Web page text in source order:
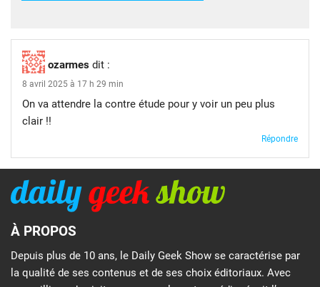
ozarmes dit :
8 avril 2025 à 17 h 29 min
On va attendre la contre étude pour y voir un peu plus
clair !!
Répondre
À PROPOS
Depuis plus de 10 ans, le Daily Geek Show se caractérise par
la qualité de ses contenus et de ses choix éditoriaux. Avec